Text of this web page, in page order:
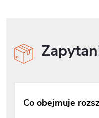
Co obejmuje